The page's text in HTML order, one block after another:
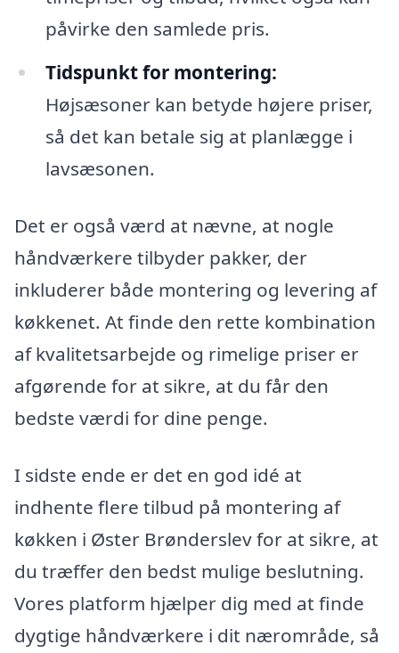
påvirke den samlede pris.
Tidspunkt for montering:
Højsæsoner kan betyde højere priser,
så det kan betale sig at planlægge i
lavsæsonen.
Det er også værd at nævne, at nogle
håndværkere tilbyder pakker, der
inkluderer både montering og levering af
køkkenet. At finde den rette kombination
af kvalitetsarbejde og rimelige priser er
afgørende for at sikre, at du får den
bedste værdi for dine penge.
I sidste ende er det en god idé at
indhente flere tilbud på montering af
køkken i Øster Brønderslev for at sikre, at
du træffer den bedst mulige beslutning.
Vores platform hjælper dig med at finde
dygtige håndværkere i dit nærområde, så